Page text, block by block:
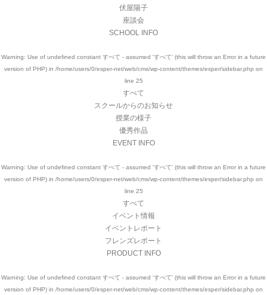
伏屋陽子
座談会
SCHOOL INFO
Warning: Use of undefined constant すべて - assumed 'すべて' (this will throw an Error in a future
version of PHP) in /home/users/0/esper-net/web/cms/wp-content/themes/esper/sidebar.php on
line 25
すべて
スクールからのお知らせ
授業の様子
優秀作品
EVENT INFO
Warning: Use of undefined constant すべて - assumed 'すべて' (this will throw an Error in a future
version of PHP) in /home/users/0/esper-net/web/cms/wp-content/themes/esper/sidebar.php on
line 25
すべて
イベント情報
イベントレポート
フレンズレポート
PRODUCT INFO
Warning: Use of undefined constant すべて - assumed 'すべて' (this will throw an Error in a future
version of PHP) in /home/users/0/esper-net/web/cms/wp-content/themes/esper/sidebar.php on